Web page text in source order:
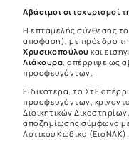
Αβάσιμοι οι ισχυρισμοί
Η επταμελής σύνθεσης
απόφαση), με πρόεδρο
Χρυσικοπούλου και
Λιάκουρα, απέρριψε ως
προσφευγόντων.
Ειδικότερα, το ΣτΕ
προσφευγόντων,
Διοικητικών
αποζημίωσης σύμφωνα
Αστικού Κώδικα (ΕισΝΑΚ).